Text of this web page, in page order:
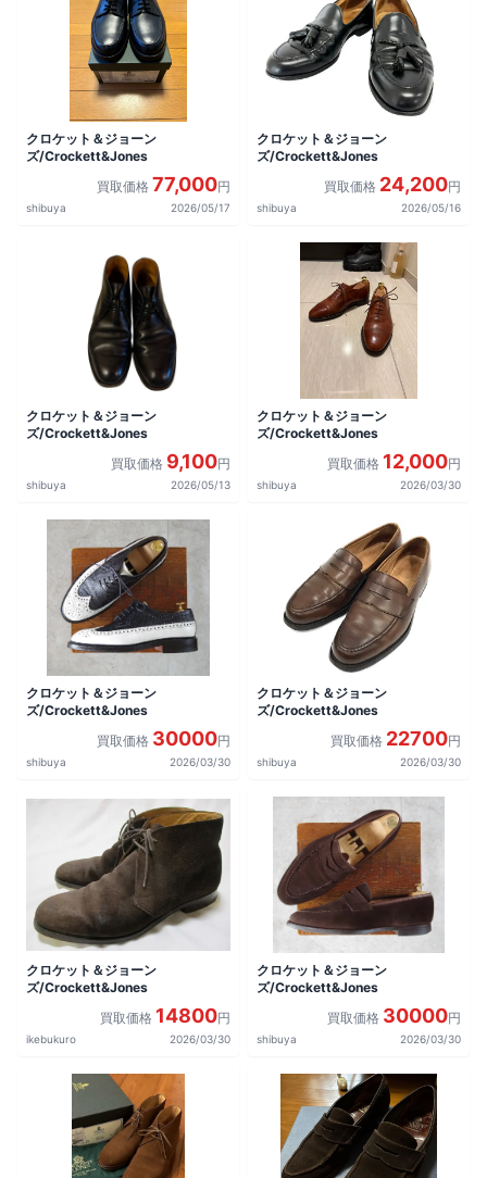
クロケット＆ジョーン
ズ/Crockett&Jones
買取価格 77,000円
shibuya 2026/05/17
クロケット＆ジョーン
ズ/Crockett&Jones
買取価格 24,200円
shibuya 2026/05/16
クロケット＆ジョーン
ズ/Crockett&Jones
買取価格 9,100円
shibuya 2026/05/13
クロケット＆ジョーン
ズ/Crockett&Jones
買取価格 12,000円
shibuya 2026/03/30
クロケット＆ジョーン
ズ/Crockett&Jones
買取価格 30000円
shibuya 2026/03/30
クロケット＆ジョーン
ズ/Crockett&Jones
買取価格 22700円
shibuya 2026/03/30
クロケット＆ジョーン
ズ/Crockett&Jones
買取価格 14800円
ikebukuro 2026/03/30
クロケット＆ジョーン
ズ/Crockett&Jones
買取価格 30000円
shibuya 2026/03/30